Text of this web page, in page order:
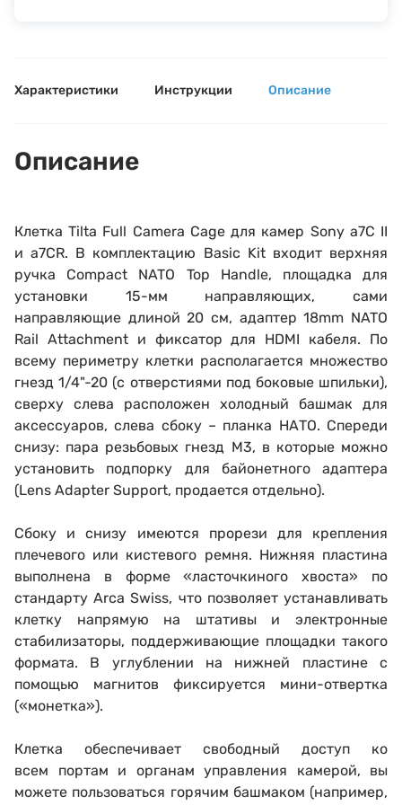
Характеристики Инструкции Описание
Описание
Клетка Tilta Full Camera Cage для камер Sony a7C II
и a7CR. В комплектацию Basic Kitвходит верхняя
ручка Compact NATO Top Handle, площадка для
установки 15-мм направляющих, сами
направляющие длиной 20 см, адаптер18mm NATO
Rail Attachmentи фиксатор для HDMI кабеля. По
всему периметру клетки располагается множество
гнезд 1/4"-20 (с отверстиями под боковые шпильки),
сверху слева расположен холодный башмак для
аксессуаров, слева сбоку – планка НАТО. Спереди
снизу: пара резьбовых гнезд М3, в которые можно
установить подпорку для байонетного адаптера
(Lens Adapter Support, продается отдельно).
Сбоку и снизу имеются прорези для крепления
плечевого или кистевого ремня. Нижняя пластина
выполнена в форме «ласточкиного хвоста» по
стандарту Arca Swiss, что позволяет устанавливать
клетку напрямую на штативы и электронные
стабилизаторы, поддерживающие площадки такого
формата. В углублении на нижней пластине с
помощью магнитов фиксируется мини-отвертка
(«монетка»).
Клетка обеспечивает свободный доступ ко
всем портам и органам управления камерой, вы
можете пользоваться горячим башмаком (например,